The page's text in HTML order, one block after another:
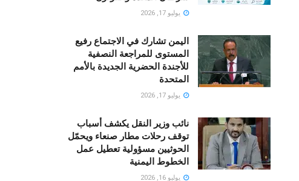
يوليو 17, 2026
اليمن تشارك في الاجتماع رفيع
المستوى للمراجعة النصفية
للأجندة الحضرية الجديدة بالأمم
المتحدة
يوليو 17, 2026
نائب وزير النقل يكشف أسباب
توقف رحلات مطار صنعاء ويحمّل
الحوثيين مسؤولية تعطيل عمل
الخطوط اليمنية
يوليو 16, 2026